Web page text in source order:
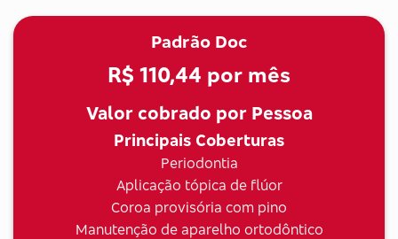
Padrão Doc
R$ 110,44 por mês
Valor cobrado por Pessoa
Principais Coberturas
Periodontia
Aplicação tópica de flúor
Coroa provisória com pino
Manutenção de aparelho ortodôntico